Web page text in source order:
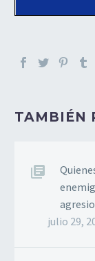
TAMBIÉN
julio 29,